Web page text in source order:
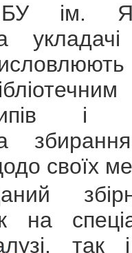
ім.
і
своїх
на
так